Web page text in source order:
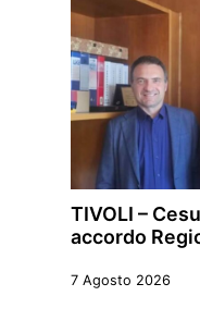
TIVOLI –
accordo
7 Agosto 2026